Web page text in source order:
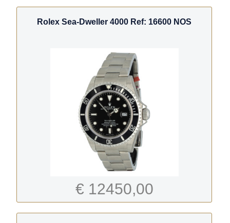
Rolex Sea-Dweller 4000 Ref: 16600 NOS
€ 12450,00